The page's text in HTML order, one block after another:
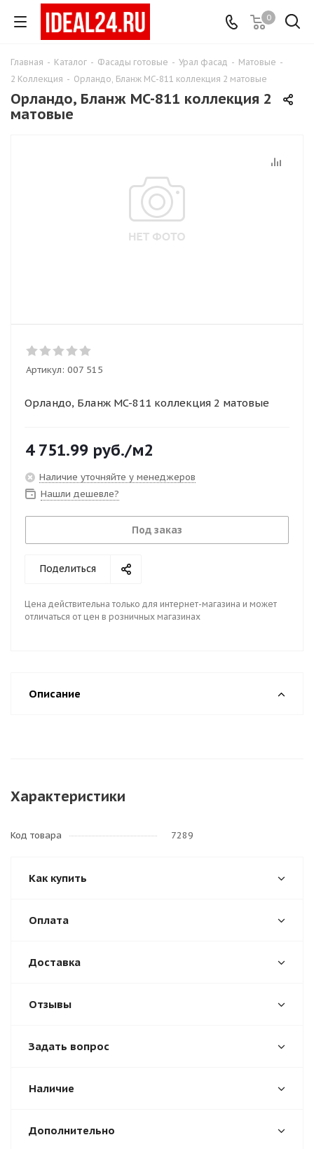
0
Главная - Каталог - Фасады готовые - Урал фасад - Матовые -
2 Коллекция - Орландо, Бланж MC-811 коллекция 2 матовые
Орландо, Бланж MC-811 коллекция 2
матовые
Артикул: 007 515
Орландо, Бланж MC-811 коллекция 2 матовые
4 751.99 руб./м2
Наличие уточняйте у менеджеров
Нашли дешевле?
Под заказ
Поделиться
Цена действительна только для интернет-магазина и может
отличаться от цен в розничных магазинах
Описание
Характеристики
Код товара 7289
Как купить
Оплата
Доставка
Отзывы
Задать вопрос
Наличие
Дополнительно